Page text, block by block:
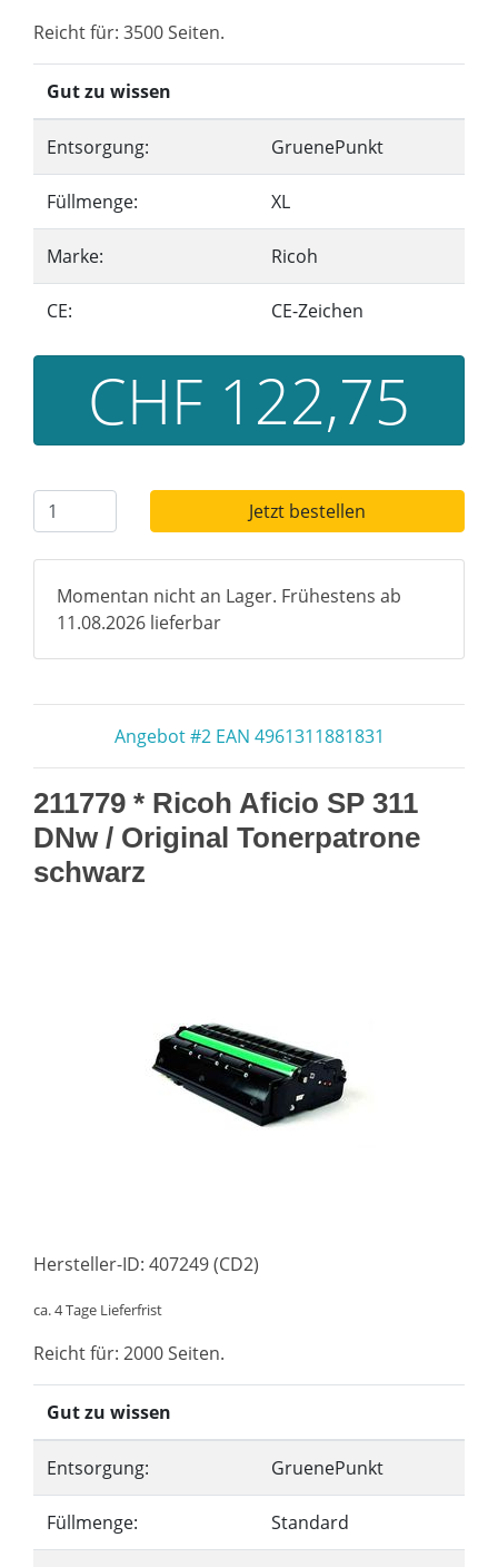
Reicht für: 3500 Seiten.
Gut zu wissen
Entsorgung: GruenePunkt
Füllmenge: XL
Marke: Ricoh
CE: CE-Zeichen
CHF 122,75
Jetzt bestellen
Momentan nicht an Lager. Frühestens ab
11.08.2026 lieferbar
Angebot #2 EAN 4961311881831
211779 * Ricoh Aficio SP 311
DNw / Original Tonerpatrone
schwarz
Hersteller-ID: 407249 (CD2)
ca. 4 Tage Lieferfrist
Reicht für: 2000 Seiten.
Gut zu wissen
Entsorgung: GruenePunkt
Füllmenge: Standard